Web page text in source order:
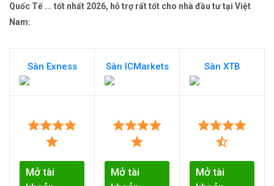
Quốc Tế ... tốt nhất 2026, hỗ trợ rất tốt cho nhà đầu tư tại Việt
Nam:
Sàn Exness Sàn ICMarkets Sàn XTB
Mở tài
Mở tài
Mở tài